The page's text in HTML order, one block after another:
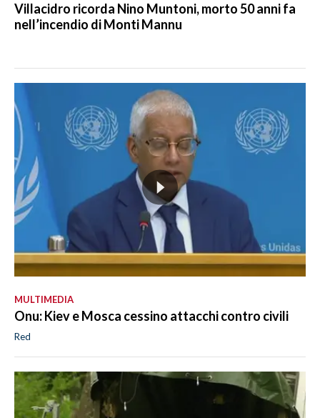
Villacidro ricorda Nino Muntoni, morto 50 anni fa
nell’incendio di Monti Mannu
MULTIMEDIA
Onu: Kiev e Mosca cessino attacchi contro civili
Red